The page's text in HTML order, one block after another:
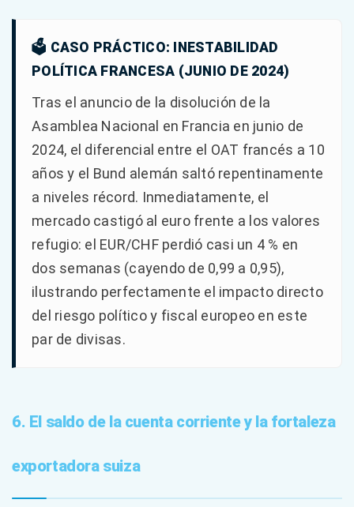
🗳️ CASO PRÁCTICO: INESTABILIDAD
POLÍTICA FRANCESA (JUNIO DE 2024)
Tras el anuncio de la disolución de la
Asamblea Nacional en Francia en junio de
2024, el diferencial entre el OAT francés a 10
años y el Bund alemán saltó repentinamente
a niveles récord. Inmediatamente, el
mercado castigó al euro frente a los valores
refugio: el EUR/CHF perdió casi un 4 % en
dos semanas (cayendo de 0,99 a 0,95),
ilustrando perfectamente el impacto directo
del riesgo político y fiscal europeo en este
par de divisas.
6. El saldo de la cuenta corriente y la fortaleza
exportadora suiza